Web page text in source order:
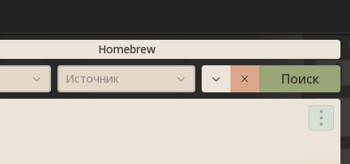
Homebrew
Источник Поиск